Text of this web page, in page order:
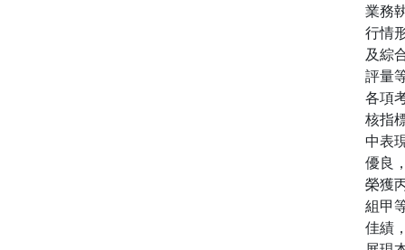
業務
行情
及綜
評量
各項
核指
中表
優良
榮獲
組甲
佳績